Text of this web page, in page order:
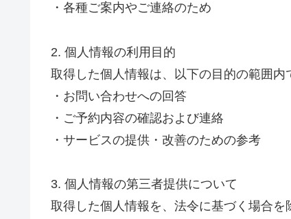
・各種ご案内やご連絡のため
2. 個人情報の利用目的
取得した個人情報は、以下の目的の範囲内
・お問い合わせへの回答
・ご予約内容の確認および連絡
・サービスの提供・改善のための参考
3. 個人情報の第三者提供について
取得した個人情報を、法令に基づく場合を